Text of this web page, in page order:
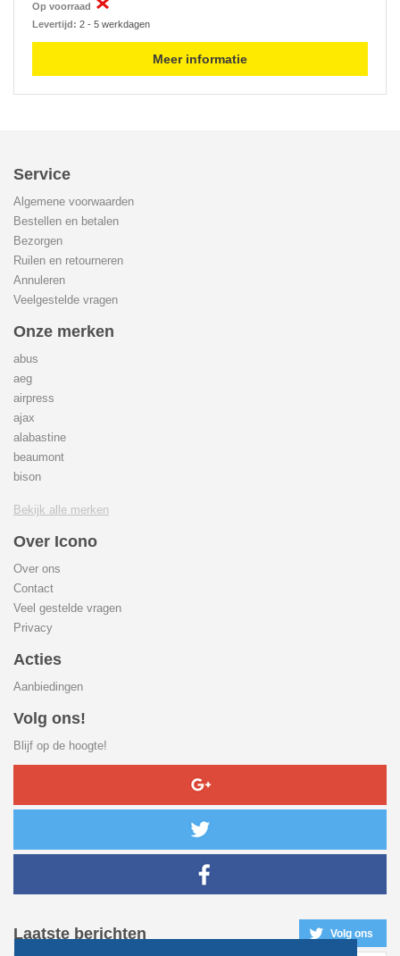
Op voorraad
Levertijd: 2 - 5 werkdagen
Meer informatie
Service
Algemene voorwaarden
Bestellen en betalen
Bezorgen
Ruilen en retourneren
Annuleren
Veelgestelde vragen
Onze merken
abus
aeg
airpress
ajax
alabastine
beaumont
bison
Bekijk alle merken
Over Icono
Over ons
Contact
Veel gestelde vragen
Privacy
Acties
Aanbiedingen
Volg ons!
Blijf op de hoogte!
Laatste berichten Volg ons